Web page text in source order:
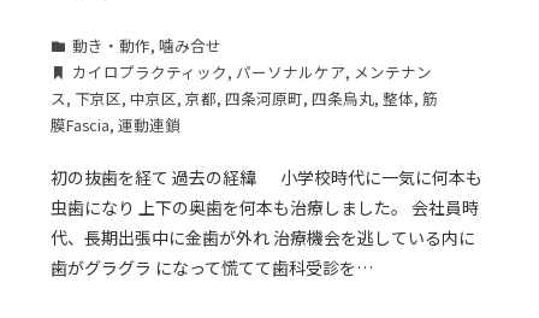
動き・動作,噛み合せ
カイロプラクティック, パーソナルケア, メンテナン
ス, 下京区,中京区,京都,四条河原町,四条烏丸,整体,筋
膜Fascia,運動連鎖
初の抜歯を経て 過去の経緯 小学校時代に一気に何本も
虫歯になり 上下の奥歯を何本も治療しました。 会社員時
代、長期出張中に金歯が外れ 治療機会を逃している内に
歯がグラグラ になって慌てて歯科受診を…